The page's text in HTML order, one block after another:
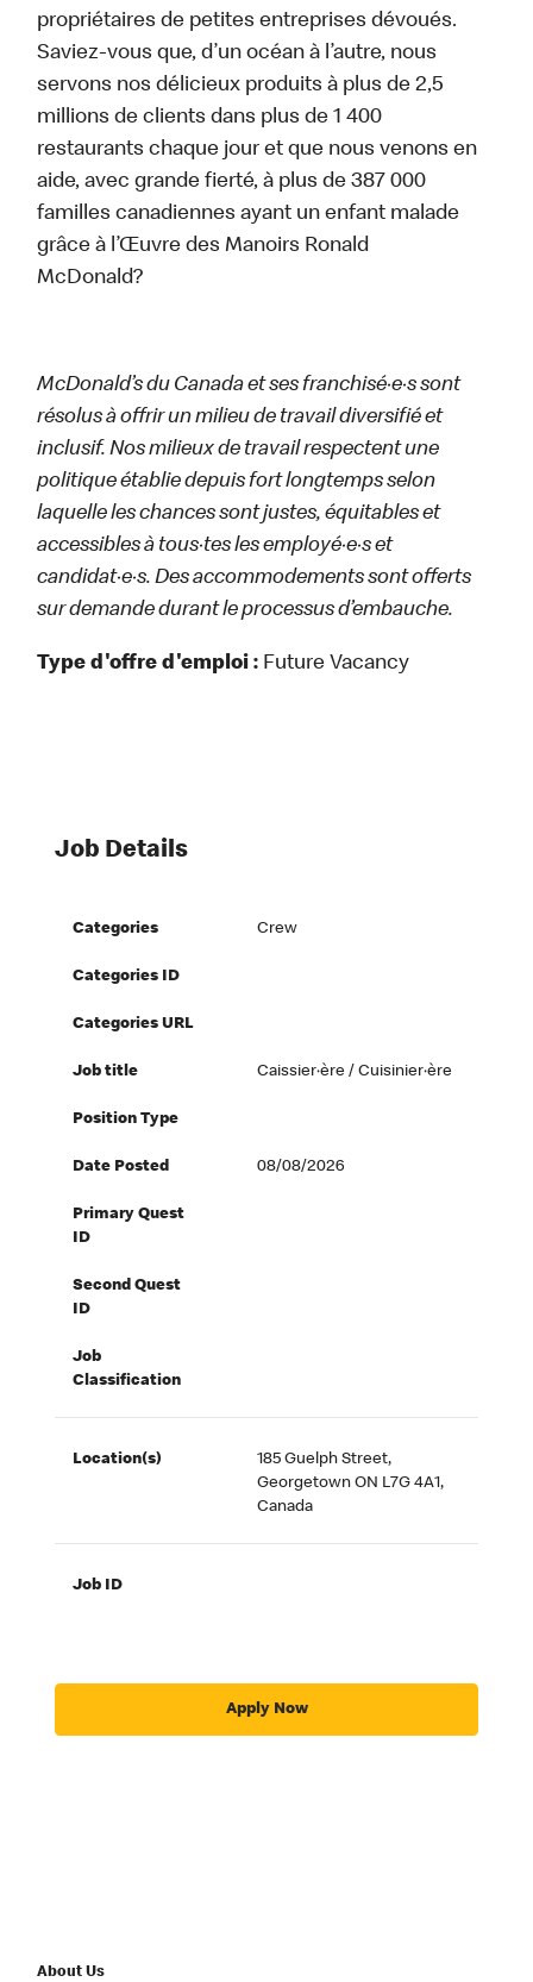
propriétaires de petites entreprises dévoués.
Saviez-vous que, d’un océan à l’autre, nous
servons nos délicieux produits à plus de 2,5
millions de clients dans plus de 1 400
restaurants chaque jour et que nous venons en
aide, avec grande fierté, à plus de 387 000
familles canadiennes ayant un enfant malade
grâce à l’Œuvre des Manoirs Ronald
McDonald?
McDonald’s du Canada et ses franchisé·e·s sont
résolus à offrir un milieu de travail diversifié et
inclusif. Nos milieux de travail respectent une
politique établie depuis fort longtemps selon
laquelle les chances sont justes, équitables et
accessibles à tous·tes les employé·e·s et
candidat·e·s. Des accommodements sont offerts
sur demande durant le processus d’embauche.
Type d'offre d'emploi : Future Vacancy
Job Details
Categories Crew
Categories ID
Categories URL
Job title Caissier·ère / Cuisinier·ère
Position Type
Date Posted 08/08/2026
Primary Quest
ID
Second Quest
ID
Job
Classification
Location(s)
185 Guelph Street,
Georgetown ON L7G 4A1,
Canada
Job ID
Apply Now
About Us